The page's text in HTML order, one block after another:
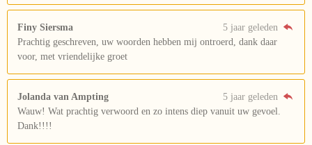
Finy Siersma
5 jaar geleden
Prachtig geschreven, uw woorden hebben mij ontroerd, dank daar
voor, met vriendelijke groet
Jolanda van Ampting
5 jaar geleden
Wauw! Wat prachtig verwoord en zo intens diep vanuit uw gevoel.
Dank!!!!